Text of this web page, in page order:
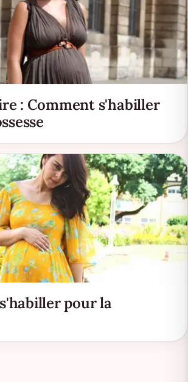
: Comment s'habiller
pour la